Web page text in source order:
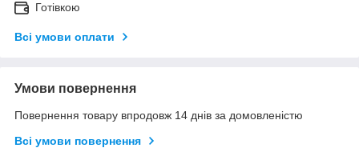
Готівкою
Всі умови оплати
Умови повернення
Повернення товару впродовж 14 днів за домовленістю
Всі умови повернення